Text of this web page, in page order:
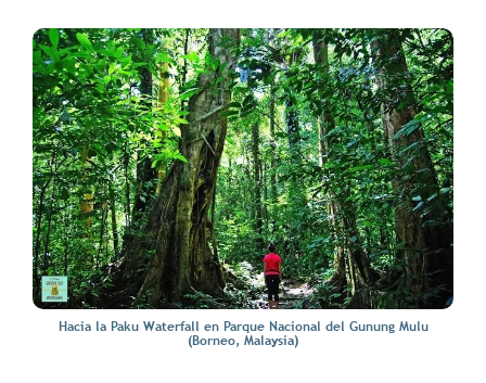
Hacia la Paku Waterfall en Parque Nacional del Gunung Mulu
(Borneo, Malaysia)